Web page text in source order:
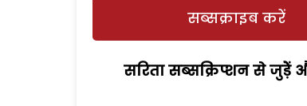
सब्सक्राइब करें
सरिता सब्सक्रिप्शन से जुड़ेें